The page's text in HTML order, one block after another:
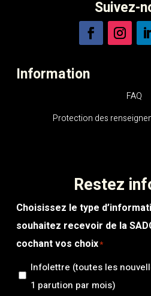
Suivez-
Information
FAQ
Protection des
Restez
Choisissez le type
souhaitez recevoir de la
cochant vos choix*
Infolettre (toutes les
1 parution par mois)